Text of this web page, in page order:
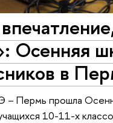
Осенняя
в
Пермь прошла
10-11-х